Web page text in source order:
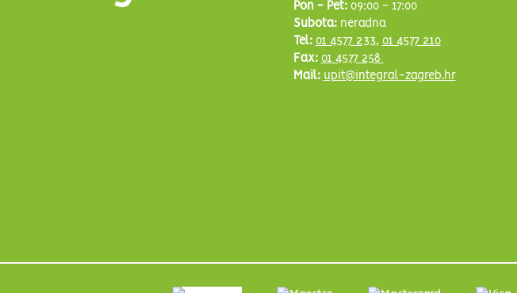
Pon - Pet:09:00 - 17:00
Subota: neradna
Tel: 01 4577 233, 01 4577 210
Fax: 01 4577 258
Mail: upit@integral-zagreb.hr